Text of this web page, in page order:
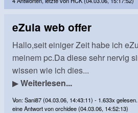
eZula web offer
Hallo,seit einiger Zeit habe ich
meinem pc.Da diese sehr nervig
wissen wie ich dies...
▶Weiterlesen...
Von: Sani87 (04.03.06, 14:43:11) - 1.633x gelesen.
eine Antwort von orchidee (04.03.06, 14:52:13)